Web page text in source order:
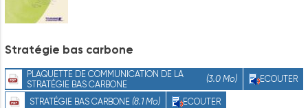
Stratégie bas carbone
PLAQUETTE DE COMMUNICATION DE LA
STRATÉGIE BAS CARBONE
(3.0 Mo) ECOUTER
STRATÉGIE BAS CARBONE (8.1 Mo) ECOUTER